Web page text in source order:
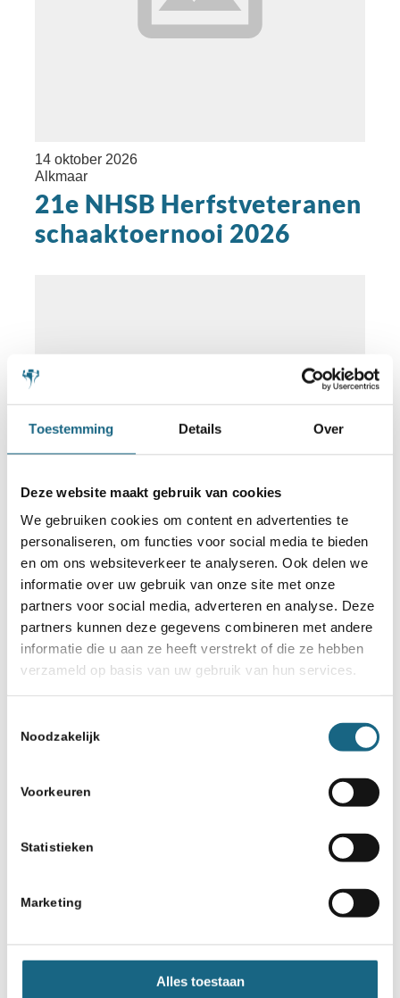
Toestemming Details Over
Deze website maakt gebruik van cookies
We gebruiken cookies om content en advertenties te
personaliseren, om functies voor social media te bieden
en om ons websiteverkeer te analyseren. Ook delen we
informatie over uw gebruik van onze site met onze
partners voor social media, adverteren en analyse. Deze
partners kunnen deze gegevens combineren met andere
informatie die u aan ze heeft verstrekt of die ze hebben
verzameld op basis van uw gebruik van hun services.
Noodzakelijk
Voorkeuren
Statistieken
Marketing
Alles toestaan
14 oktober 2026
Alkmaar
21e NHSB Herfstveteranen
schaaktoernooi 2026
16 oktober 2026
Bussum
BSG Vierkampentoernooi
2026